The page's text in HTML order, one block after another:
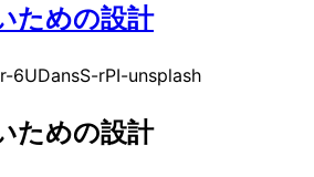
ための設計
ための設計